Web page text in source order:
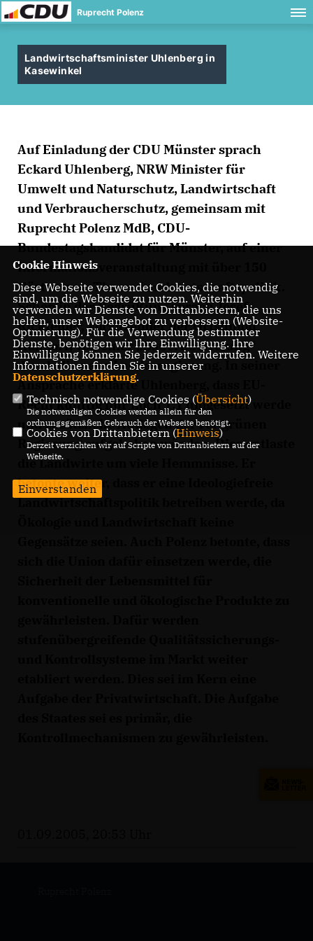
Ruprecht Polenz
Landwirtschaftsminister Uhlenberg in
Kasewinkel
Auf Einladung der CDU Münster sprach
Eckard Uhlenberg, NRW Minister für
Umwelt und Naturschutz, Landwirtschaft
und Verbraucherschutz, gemeinsam mit
Ruprecht Polenz MdB, CDU-
Bundestagskandidat für Münster, auf einer
Informationsveranstaltung mit über 150
Gästen zum Thema Landwirtschaftspolitik.
Schon in der Begrüßung sprach Josef
Rickfelder, Vorsitzender der Ortsunion
Handorf, von einer „Bauernbefreiung“
durch die neue Landesregierung. In seiner
Ansprache erklärte Uhlenberg, dass EU-
Recht künftig nur noch 1:1 umgesetzt werde
und zusätzliche Auflagen der rot-grünen
Regierung aufgehoben würden. Dies entlaste
die Landwirte um viele Hemmnisse. Er
betonte weiter, dass er eine Ideologiefreie
Landwirtschaftspolitik betreiben werde, da
Cookie Hinweis
Diese Webseite verwendet Cookies, die notwendig
sind, um die Webseite zu nutzen. Weiterhin
verwenden wir Dienste von Drittanbietern, die uns
helfen, unser Webangebot zu verbessern (Website-
Optmierung). Für die Verwendung bestimmter
Dienste, benötigen wir Ihre Einwilligung. Ihre
Einwilligung können Sie jederzeit widerrufen. Weitere
Informationen finden Sie in unserer
Datenschutzerklärung.
Technisch notwendige Cookies (Übersicht)
Die notwendigen Cookies werden allein für den
ordnungsgemäßen Gebrauch der Webseite benötigt.
Cookies von Drittanbietern (Hinweis)
Derzeit verzichten wir auf Scripte von Drittanbietern auf der
Webseite.
Einverstanden